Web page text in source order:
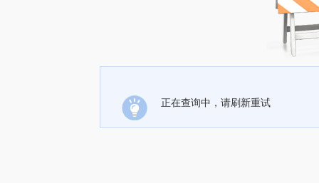
正在查询中，请刷新重试